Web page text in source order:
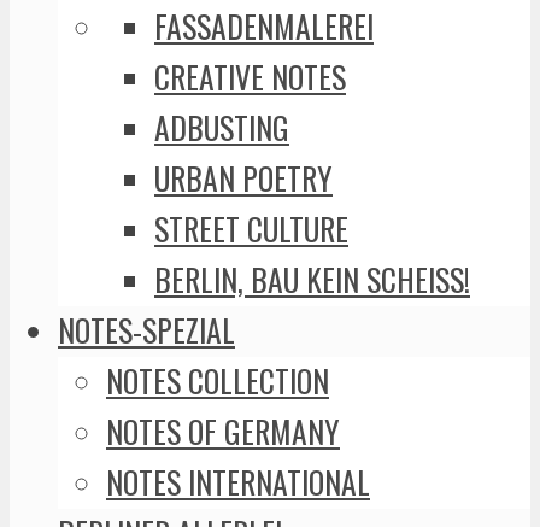
FASSADENMALEREI
CREATIVE NOTES
ADBUSTING
URBAN POETRY
STREET CULTURE
BERLIN, BAU KEIN SCHEISS!
NOTES-SPEZIAL
NOTES COLLECTION
NOTES OF GERMANY
NOTES INTERNATIONAL